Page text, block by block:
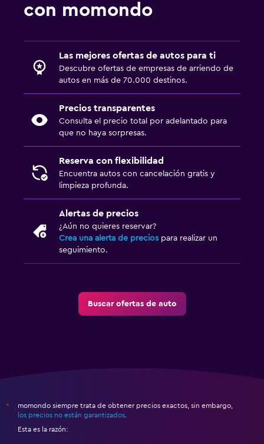
con momondo
Las mejores ofertas de autos para ti
Descubre ofertas de empresas de arriendo de
autos en más de 70.000 destinos.
Precios transparentes
Consulta el precio total por adelantado para
que no haya sorpresas.
Reserva con flexibilidad
Encuentra autos con cancelación gratis y
limpieza profunda.
Alertas de precios
¿Aún no quieres reservar?
Crea una alerta de precios para realizar un
seguimiento.
Buscar ofertas de auto
*
momondo siempre trata de obtener precios exactos, sin embargo,
los precios no están garantizados.
Esta es la razón: